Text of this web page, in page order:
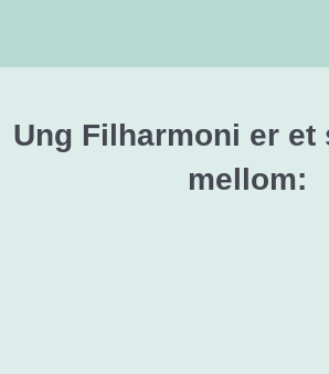
Ung Filharmoni er et
mellom: